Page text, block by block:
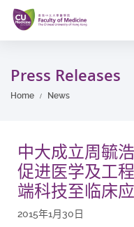
Skip
main
content
Press Releases
Home News
中大成立周毓
促进医学及工
端科技至临床
2015年1月30日